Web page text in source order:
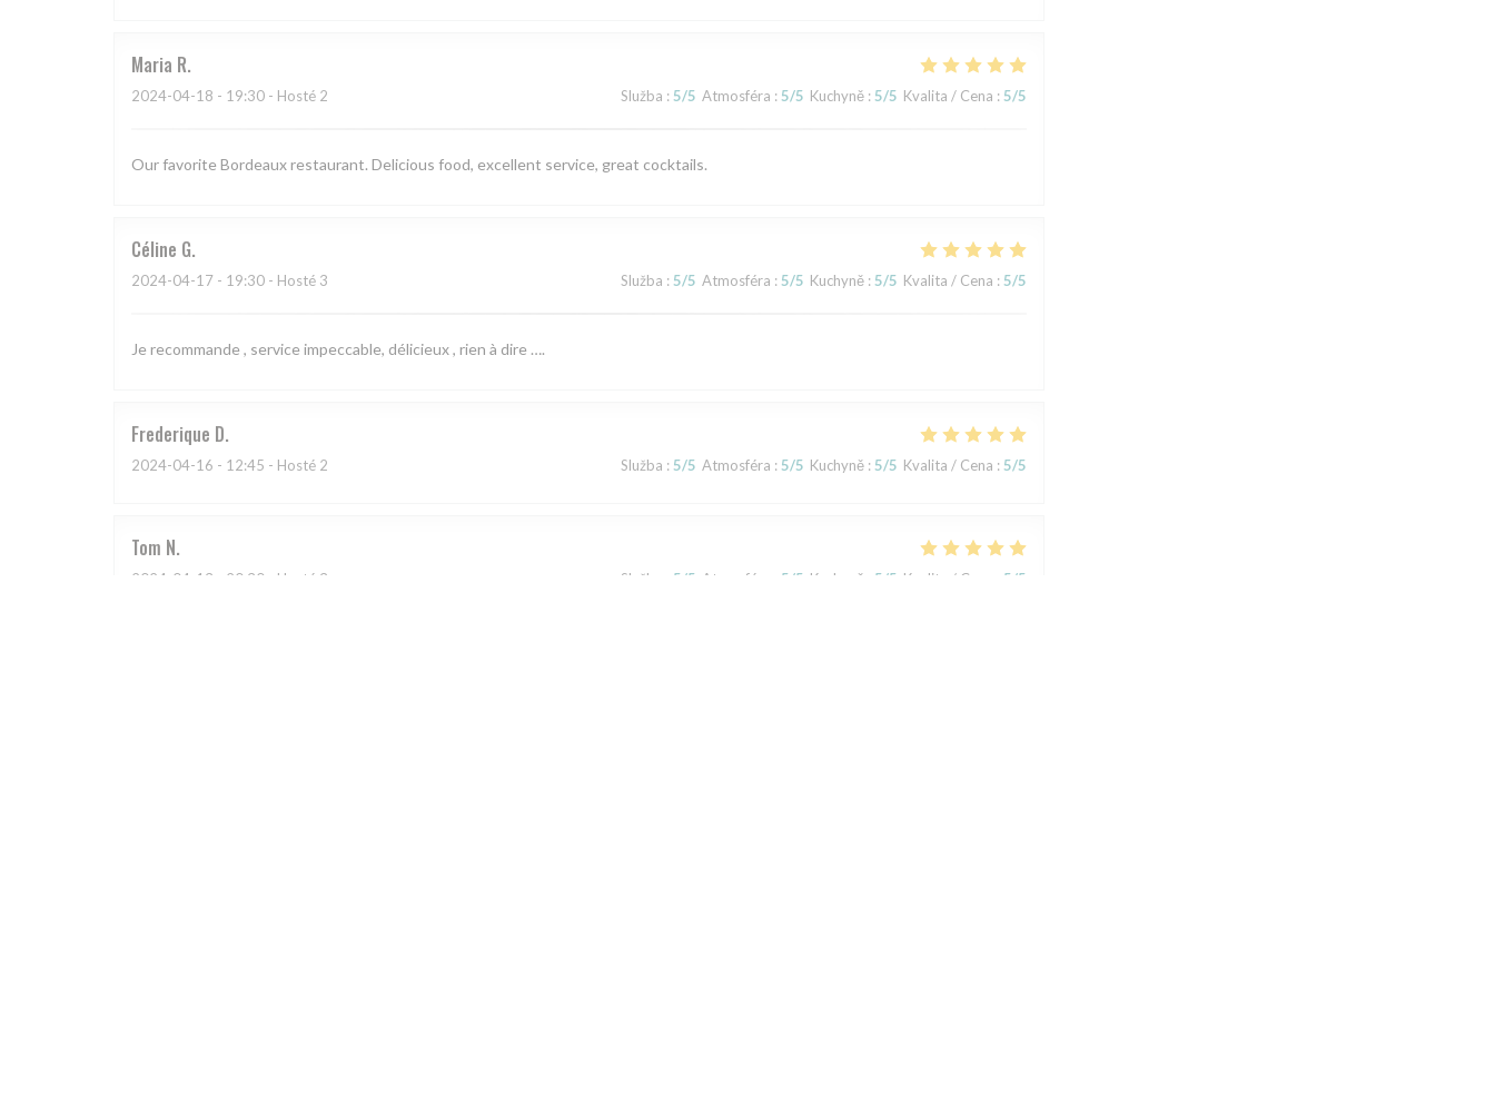
Maria R
2024-04-18 - 19:30 - Hosté 2 Služba : 5/5 Atmosféra : 5/5 Kuchyně : 5/5 Kvalita / Cena : 5/5
Our favorite Bordeaux restaurant. Delicious food, excellent service, great cocktails.
Céline G
2024-04-17 - 19:30 - Hosté 3 Služba : 5/5 Atmosféra : 5/5 Kuchyně : 5/5 Kvalita / Cena : 5/5
Je recommande , service impeccable, délicieux , rien à dire ….
Frederique D
2024-04-16 - 12:45 - Hosté 2 Služba : 5/5 Atmosféra : 5/5 Kuchyně : 5/5 Kvalita / Cena : 5/5
Tom N
2024-04-13 - 20:30 - Hosté 3 Služba 5 /5 Atmosféra 5 /5 Kuchyně 5 /5 Kvalita / Cena 5 /5